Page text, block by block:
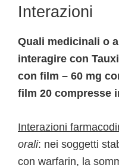
Interazioni
Quali medicinali o
interagire con
con film – 60 mg
film 20 compresse
Interazioni
orali: nei soggetti
con warfarin, la